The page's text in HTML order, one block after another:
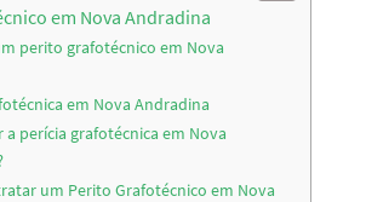
em Nova Andradina
perito grafotécnico em Nova
em Nova Andradina
a perícia grafotécnica em Nova
um Perito Grafotécnico em Nova